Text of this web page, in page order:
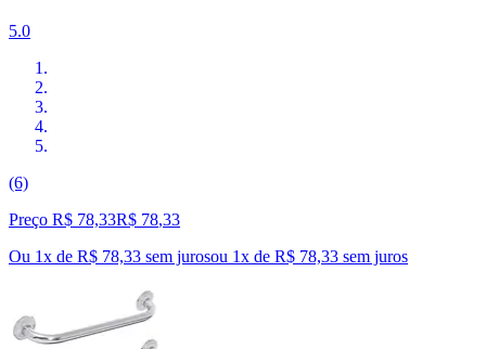
5.0
(6)
Preço R$ 78,33R$ 78,33
Ou 1x de R$ 78,33 sem jurosou 1x de R$ 78,33 sem juros